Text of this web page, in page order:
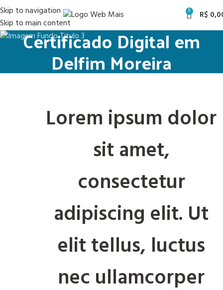
Skip to navigation
Skip to main content
0 R$
Certificado Digital em
Delfim Moreira
Lorem ipsum dolor
sit amet,
consectetur
adipiscing elit. Ut
elit tellus, luctus
nec ullamcorper